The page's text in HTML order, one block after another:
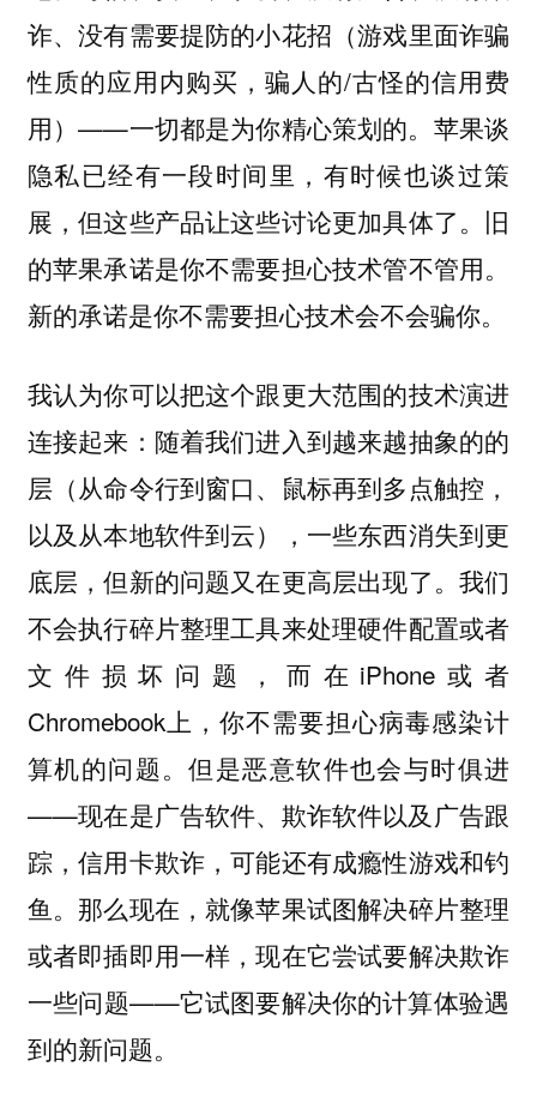
诈、没有需要提防的小花招（游戏里面诈骗
性质的应用内购买，骗人的/古怪的信用费
用）——一切都是为你精心策划的。苹果谈
隐私已经有一段时间里，有时候也谈过策
展，但这些产品让这些讨论更加具体了。旧
的苹果承诺是你不需要担心技术管不管用。
新的承诺是你不需要担心技术会不会骗你。
我认为你可以把这个跟更大范围的技术演进
连接起来：随着我们进入到越来越抽象的的
层（从命令行到窗口、鼠标再到多点触控，
以及从本地软件到云），一些东西消失到更
底层，但新的问题又在更高层出现了。我们
不会执行碎片整理工具来处理硬件配置或者
文件损坏问题，而在iPhone或者
Chromebook上，你不需要担心病毒感染计
算机的问题。但是恶意软件也会与时俱进
——现在是广告软件、欺诈软件以及广告跟
踪，信用卡欺诈，可能还有成瘾性游戏和钓
鱼。那么现在，就像苹果试图解决碎片整理
或者即插即用一样，现在它尝试要解决欺诈
一些问题——它试图要解决你的计算体验遇
到的新问题。